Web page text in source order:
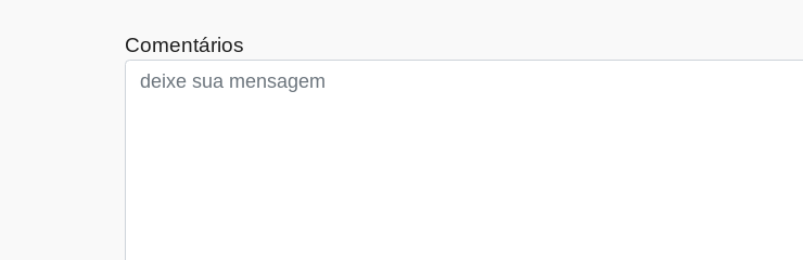
Comentários